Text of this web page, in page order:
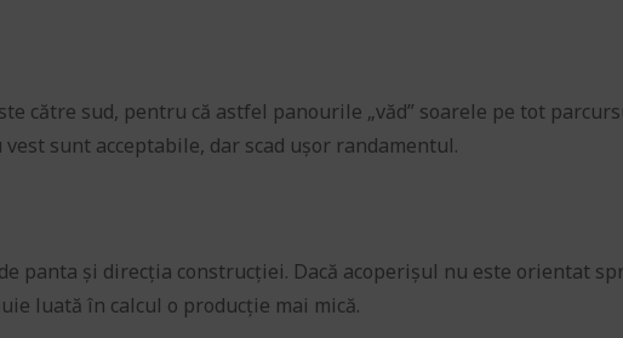
către sud, pentru că astfel panourile „văd” soarele pe tot
sunt acceptabile, dar scad ușor randamentul.
panta și direcția construcției. Dacă acoperișul nu este orientat
luată în calcul o producție mai mică.